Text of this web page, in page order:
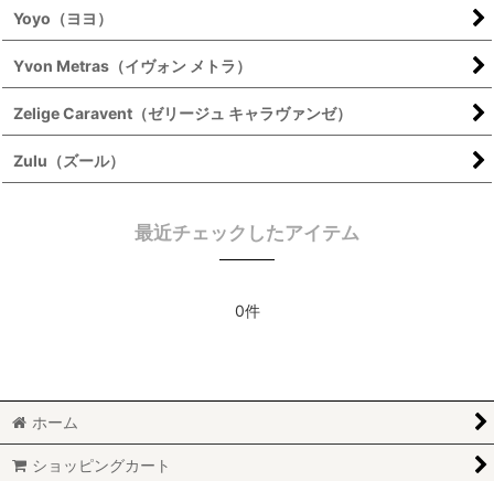
Yoyo（ヨヨ）
Yvon Metras（イヴォン メトラ）
Zelige Caravent（ゼリージュ キャラヴァンゼ）
Zulu（ズール）
最近チェックしたアイテム
0件
ホーム
ショッピングカート